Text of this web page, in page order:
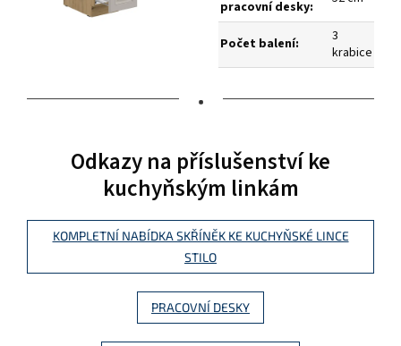
pracovní desky:
Počet balení:
3
krabice
•
Odkazy na příslušenství ke
kuchyňským linkám
KOMPLETNÍ NABÍDKA SKŘÍNĚK KE KUCHYŇSKÉ LINCE
STILO
PRACOVNÍ DESKY